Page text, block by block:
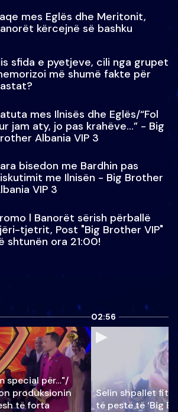
mes Eglës dhe Meritonit,
kërcejnë së bashku
sfida e pyetjeve, cili nga grupet
më shumë fakte për
mes Ilnisës dhe Eglës/“Fol
jam aty, jo pas krahëve…” - Big
Albania VIP 3
bisedon me Bardhin pas
me Ilnisën - Big Brother
VIP 3
l Banorët sërish përballë
tjetrit, Post "Big Brother VIP"
shtunën ora 21:00!
special për…"/
produksionin
të forta
02:56
Selin shpallet
të pestë të ‘Big